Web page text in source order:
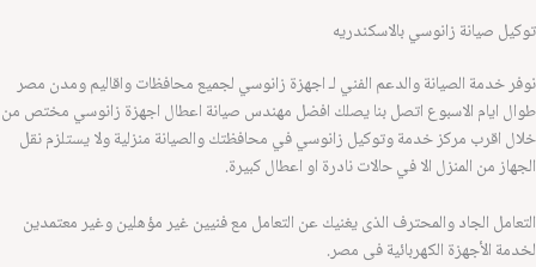
صيانة زانوسي بالاسكندريه
خدمة الصيانة والدعم الفني لـ اجهزة زانوسي لجميع محافظات واقاليم ومدن مصر
ايام الاسبوع اتصل بنا يصلك افضل مهندس صيانة اعطال اجهزة زانوسي مختص من
اقرب مركز خدمة وتوكيل زانوسي في محافظتك والصيانة منزلية ولا يستلزم نقل
من المنزل الا في حالات نادرة او اعطال كبيرة.
الجاد والمحترف الذى يغنيك عن التعامل مع فنيين غير مؤهلين وغير معتمدين
الأجهزة الكهربائية فى مصر.